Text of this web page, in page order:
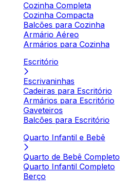
Cozinha Completa
Cozinha Compacta
Balcões para Cozinha
Armário Aéreo
Armários para Cozinha
Escritório
Escrivaninhas
Cadeiras para Escritório
Armários para Escritório
Gaveteiros
Balcões para Escritório
Quarto Infantil e Bebê
Quarto de Bebê Completo
Quarto Infantil Completo
Berço